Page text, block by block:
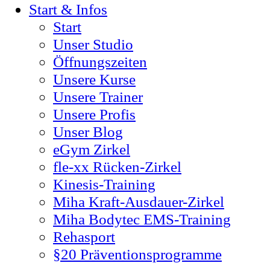
Start & Infos
Start
Unser Studio
Öffnungszeiten
Unsere Kurse
Unsere Trainer
Unsere Profis
Unser Blog
eGym Zirkel
fle-xx Rücken-Zirkel
Kinesis-Training
Miha Kraft-Ausdauer-Zirkel
Miha Bodytec EMS-Training
Rehasport
§20 Präventionsprogramme